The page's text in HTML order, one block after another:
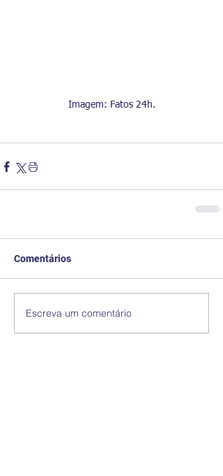
Imagem: Fatos 24h.
Comentários
Escreva um comentário